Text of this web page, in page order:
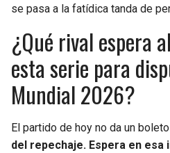
se pasa a la fatídica tanda de
¿Qué rival espera
esta serie para
Mundial 2026?
El partido de hoy no da un
del repechaje. Espera en esa